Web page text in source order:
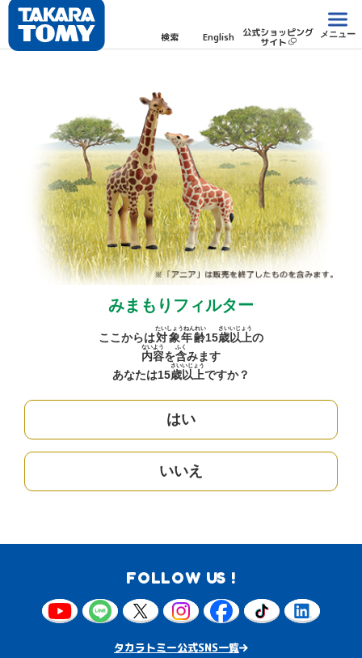
検索 English 公式ショッピング
サイト
メニュー
みまもりフィルター
ここからは対象年齢
たいしょうねんれい
15歳
さい
以上
いじょう
の
内容
ないよう
を含
ふく
みます
あなたは15歳
さい
以上
いじょう
ですか？
はい
いいえ
FOLLOW US !
タカラトミー公式SNS一覧